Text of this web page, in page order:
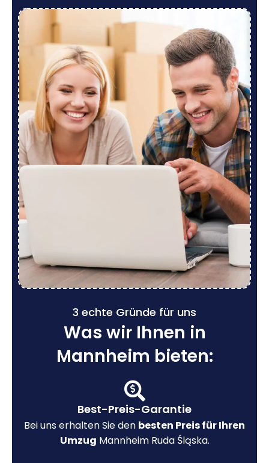
3 echte Gründe für uns
Was wir Ihnen in
Mannheim bieten:
Best-Preis-Garantie
Bei uns erhalten Sie den besten Preis für Ihren
Umzug Mannheim Ruda Śląska.